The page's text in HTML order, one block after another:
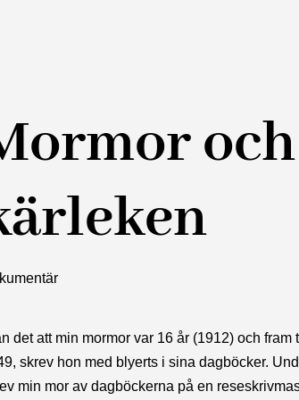
och
det att min mormor var 16 år (1912) och fram
skrev hon med blyerts i sina dagböcker.
min mor av dagböckerna på en